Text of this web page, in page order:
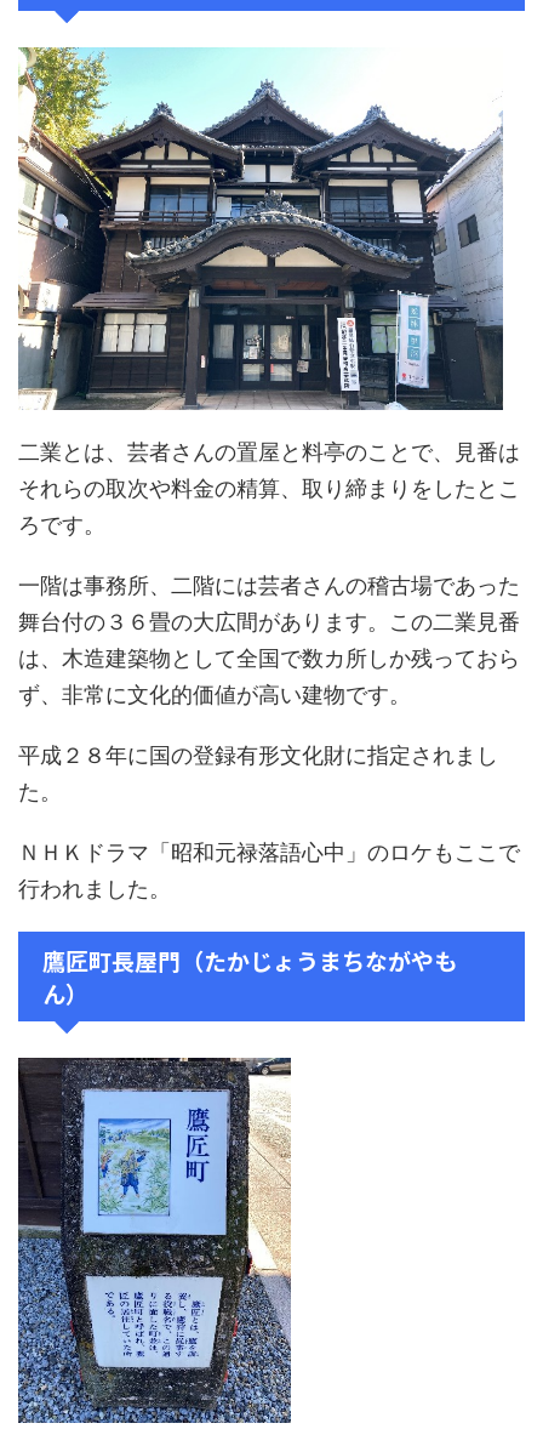
二業とは、芸者さんの置屋と料亭のことで、見番は
それらの取次や料金の精算、取り締まりをしたとこ
ろです。
一階は事務所、二階には芸者さんの稽古場であった
舞台付の３６畳の大広間があります。この二業見番
は、木造建築物として全国で数カ所しか残っておら
ず、非常に文化的価値が高い建物です。
平成２８年に国の登録有形文化財に指定されまし
た。
ＮＨＫドラマ「昭和元禄落語心中」のロケもここで
行われました。
鷹匠町長屋門（たかじょうまちながやも
ん）